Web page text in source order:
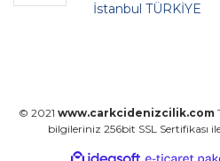
İstanbul TÜRKİYE
© 2021 www.carkcidenizcilik.com
bilgileriniz 256bit SSL Sertifikası